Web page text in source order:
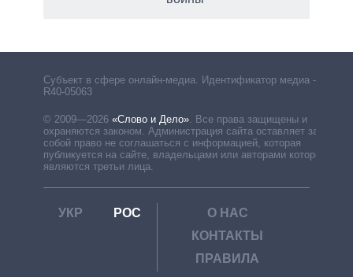
Субъект в сфере онлайн-медиа. Идентификатор медиа –
R40-05063
© 2009—2026 «Слово и Дело» Все права защищены и
охраняются законом. Администрация сайта оставляет за
собой право не соглашаться с информацией, которая
публикуется на сайте, владельцами или авторами которой
являются третьи лица.
УКР РОС
О НАС
КОНТАКТЫ
ПРАВИЛА